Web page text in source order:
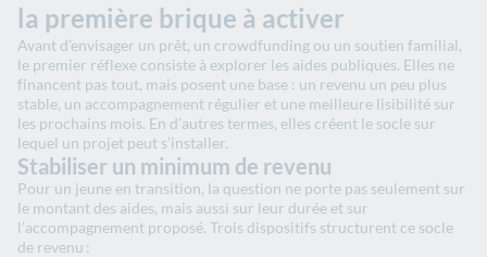
la première brique à activer
Avant d’envisager un prêt, un crowdfunding ou un soutien familial,
le premier réflexe consiste à explorer les aides publiques. Elles ne
financent pas tout, mais posent une base : un revenu un peu plus
stable, un accompagnement régulier et une meilleure lisibilité sur
les prochains mois. En d’autres termes, elles créent le socle sur
lequel un projet peut s’installer.
Stabiliser un minimum de revenu
Pour un jeune en transition, la question ne porte pas seulement sur
le montant des aides, mais aussi sur leur durée et sur
l’accompagnement proposé. Trois dispositifs structurent ce socle
de revenu :